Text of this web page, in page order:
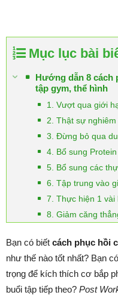
Mục lục bài
Hướng dẫn 8 cách
tập gym, thể hình
1. Vượt qua giới
2. Thật sự
3. Đừng bỏ qua
4. Bổ sung Protein
5. Bổ sung các
6. Tập trung vào
7. Thực hiện 1 vài
8. Giảm căng
Bạn có biết cách phục hồi
như thế nào tốt nhất? Bạn
trọng để kích thích cơ bắp
buổi tập tiếp theo? Post